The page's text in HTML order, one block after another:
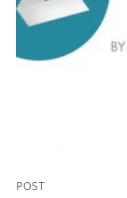
POST